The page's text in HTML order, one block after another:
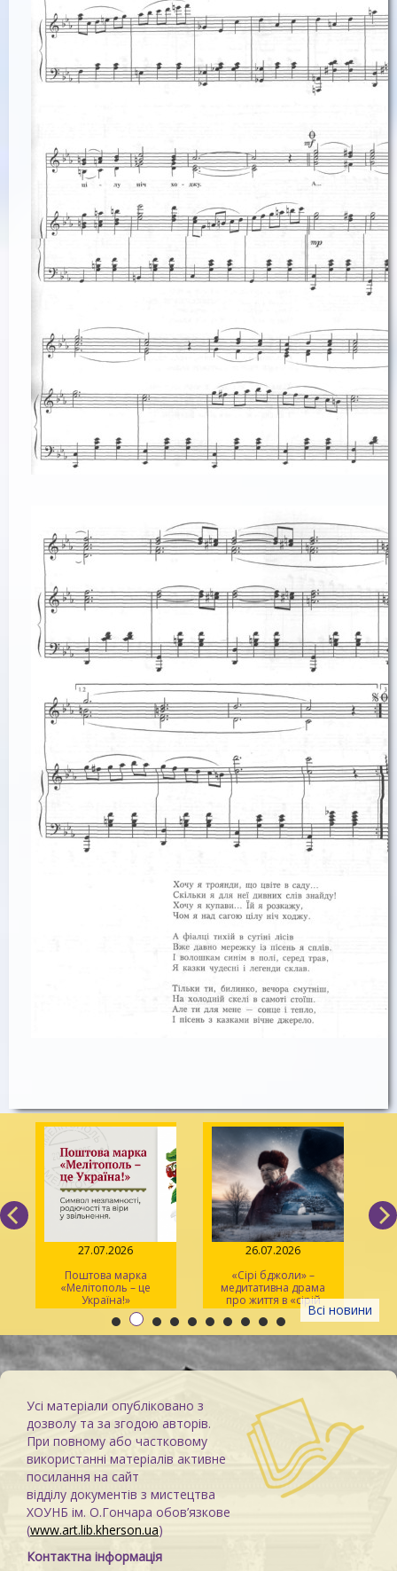
Всі новини
27.07.2026
Поштова марка
«Мелітополь – це
Україна!»
26.07.2026
«Сірі бджоли» –
медитативна драма
про життя в «сірій
зоні»
Усі матеріали опубліковано з
дозволу та за згодою авторів.
При повному або частковому
використанні матеріалів активне
посилання на сайт
відділу документів з мистецтва
ХОУНБ ім. О.Гончара обов’язкове
(www.art.lib.kherson.ua)
Контактна інформація